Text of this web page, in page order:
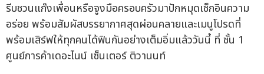
รีบชวนแก๊งเพื่อนหรือจูงมือครอบครัวมาปักหมุดเช็กอินความ
อร่อย พร้อมสัมผัสบรรยากาศสุดผ่อนคลายและเมนูโปรดที่
พร้อมเสิร์ฟให้ทุกคนได้ฟินกันอย่างเต็มอิ่มแล้ววันนี้ ที่ ชั้น 1
ศูนย์การค้าเดอะไนน์ เซ็นเตอร์ ติวานนท์